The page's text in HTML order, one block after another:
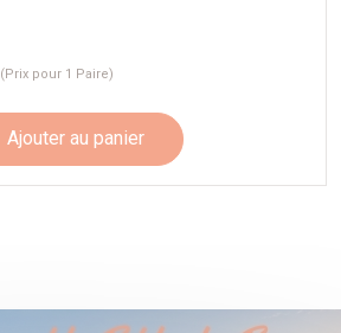
(Prix pour 1 Paire)
Ajouter au panier